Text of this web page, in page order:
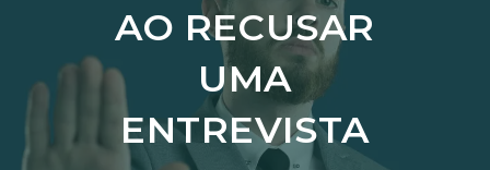
AO RECUSAR
UMA
ENTREVISTA